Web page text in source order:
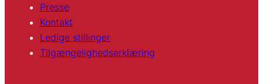
Presse
Kontakt
Ledige stillinger
Tilgængelighedserklæring